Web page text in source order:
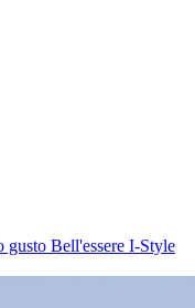
gusto Bell'essere I-Style